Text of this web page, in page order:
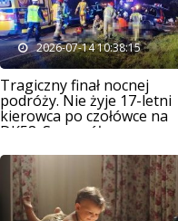
2026-07-14 10:38:15
Tragiczny finał nocnej
podróży. Nie żyje 17-letni
kierowca po czołówce na
DK58. Szczegóły